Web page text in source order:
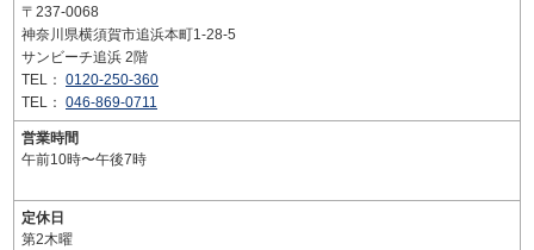
〒237-0068
神奈川県横須賀市追浜本町1-28-5
サンビーチ追浜 2階
TEL： 0120-250-360
TEL： 046-869-0711
営業時間
午前10時〜午後7時
定休日
第2木曜